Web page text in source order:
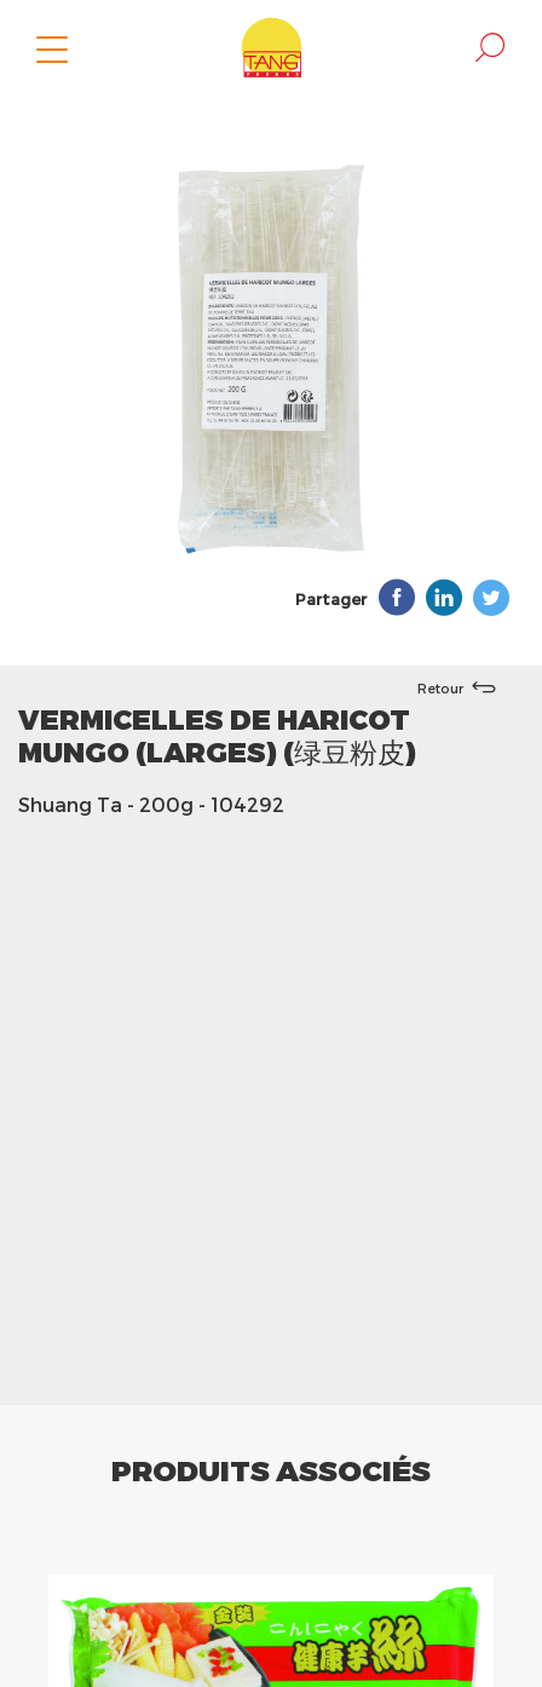
Partager
Retour
VERMICELLES DE HARICOT
MUNGO (LARGES) (绿豆粉皮)
Shuang Ta - 200g - 104292
PRODUITS ASSOCIÉS